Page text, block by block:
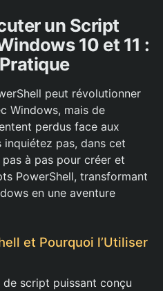
un Script
10 et 11 :
peut révolutionner
Windows, mais de
perdus face aux
inquiétez pas, dans cet
à pas pour créer et
PowerShell, transformant
en une aventure
et Pourquoi l’Utiliser
de script puissant conçu